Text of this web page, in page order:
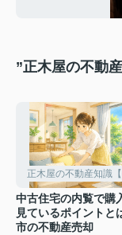
”正木屋の不動
正木屋の不動産知識【
中古住宅の内覧で購
見ているポイントと
市の不動産売却